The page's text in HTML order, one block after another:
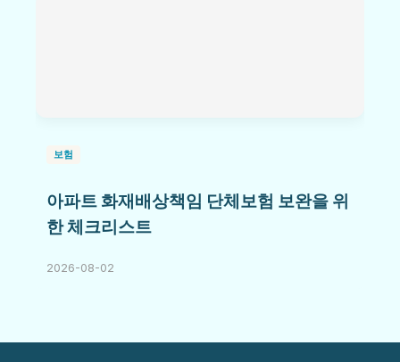
보험
아파트 화재배상책임 단체보험 보완을 위
한 체크리스트
2026-08-02